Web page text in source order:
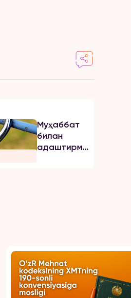
Муҳаббат
билан
адаштирманг!